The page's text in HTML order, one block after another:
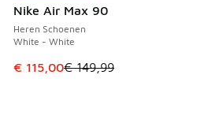
Nike Air Max 90
Heren Schoenen
White - White
Dit artikel is in de uitverkoop. Dit
€ 115,00€ 149,99